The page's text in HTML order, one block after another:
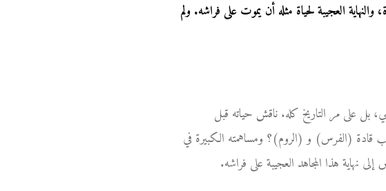
العجيبة لحياة مثله أن يموت على فراشه. ولم
بل على مر التاريخ كله. ناقش حياته قبل
قادة (الفرس) و (الروم)؟ ومساهمته الكبيرة في
هذا المجاهد العجيبة على فراشه.